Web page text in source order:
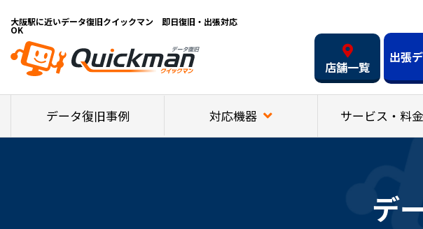
大阪駅に近いデータ復旧クイックマン 即日復旧・出張対応
OK
店舗一覧
出張
データ復旧事例 対応機器 サービス・料
デ